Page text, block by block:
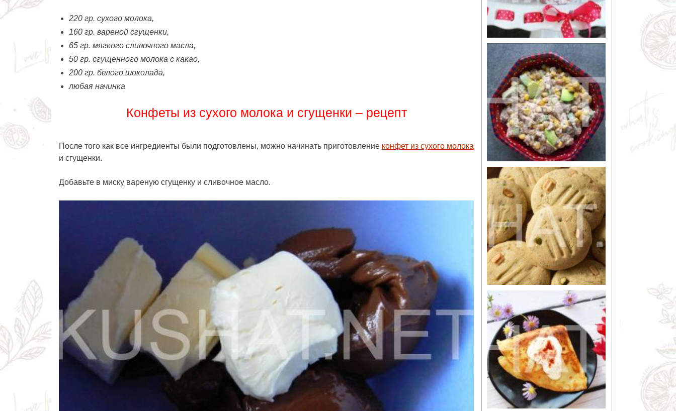
220 гр. сухого молока,
160 гр. вареной сгущенки,
65 гр. мягкого сливочного масла,
50 гр. сгущенного молока с какао,
200 гр. белого шоколада,
любая начинка
Конфеты из сухого молока и сгущенки – рецепт
После того как все ингредиенты были подготовлены, можно начинать приготовление конфет из сухого молока
и сгущенки.
Добавьте в миску вареную сгущенку и сливочное масло.